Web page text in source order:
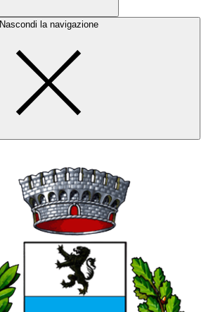
Nascondi la navigazione